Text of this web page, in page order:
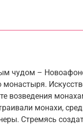
чудом –
монастыря.
возведения
монахи,
Стремясь